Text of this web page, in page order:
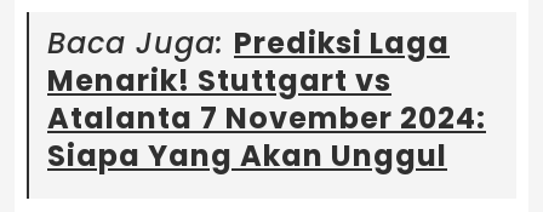
Baca Juga: Prediksi Laga
Menarik! Stuttgart vs
Atalanta 7 November 2024:
Siapa Yang Akan Unggul